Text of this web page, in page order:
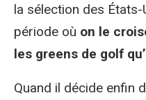
la sélection des États-
période où on le
les greens de golf
Quand il décide enfin